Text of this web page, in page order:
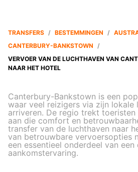
TRANSFERS / BESTEMMINGEN /
CANTERBURY-BANKSTOWN /
VERVOER VAN DE LUCHTHAVEN VAN
NAAR HET HOTEL
Canterbury-Bankstown is een
waar veel reizigers via zijn lokale
arriveren. De regio trekt toeristen
aan die comfort en
transfer van de luchthaven naar
van betrouwbare vervoersopties
een essentieel onderdeel van een
aankomstervaring.